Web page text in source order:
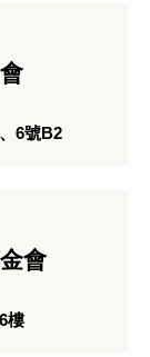
6號B2
會
樓